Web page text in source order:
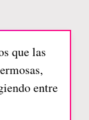
que las
entre